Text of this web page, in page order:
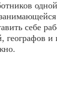
себе
географов и